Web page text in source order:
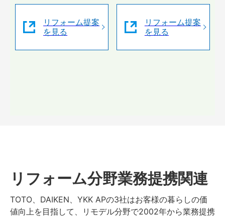
リフォーム提案
を見る
リフォーム提案
を見る
リフォーム分野業務提携関連
TOTO、DAIKEN、YKK APの3社はお客様の暮らしの価
値向上を目指して、リモデル分野で2002年から業務提携